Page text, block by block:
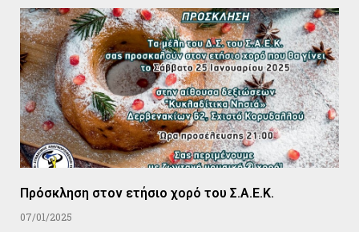
Πρόσκληση στον ετήσιο χορό του Σ.Α.Ε.Κ.
07/01/2025